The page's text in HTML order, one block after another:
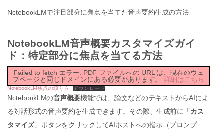
NotebookLMで注目部分に焦点を当てた音声要約生成の方法
NotebookLM音声概要カスタマイズガイ
ド：特定部分に焦点を当てる方法
Failed to fetch エラー: PDF ファイルへの URL は、現在のウェ
ブページと同じドメインにある必要があります。 詳細はこちら
NotebookLM焦点の絞り方 ダウンロード
NotebookLMの音声概要機能では、論文などのテキストからAIによ
る対話形式の音声要約を生成できます。その際、生成前に「 カス
タマイズ」ボタンをクリックしてAIホストへの指示（プロンプ